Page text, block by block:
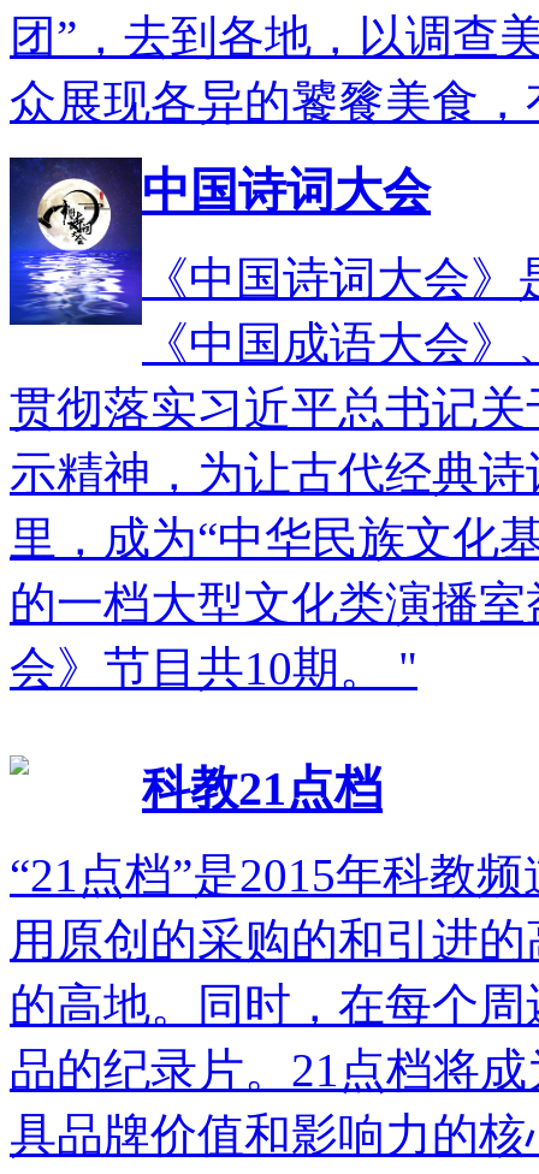
团”，去到各地，以调查
众展现各异的饕餮美食
中国诗词大会
《中国诗词大会
《中国成语大会
贯彻落实习近平总书记
示精神，为让古代经典
里，成为“中华民族文化
的一档大型文化类演播
会》节目共10期。 "
科教21点档
“21点档”是2015年科教
用原创的采购的和引进
的高地。同时，在每个
品的纪录片。21点档将
具品牌价值和影响力的